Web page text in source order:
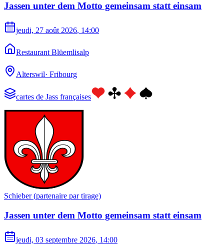
Jassen unter dem Motto gemeinsam statt einsam
jeudi, 27 août 2026, 14:00
Restaurant Blüemlisalp
Alterswil· Fribourg
cartes de Jass françaises
Schieber (partenaire par tirage)
Jassen unter dem Motto gemeinsam statt einsam
jeudi, 03 septembre 2026, 14:00